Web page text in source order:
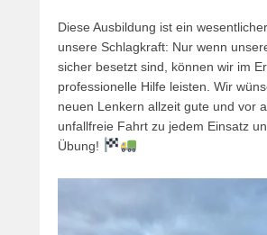
Diese Ausbildung ist ein
unsere Schlagkraft: Nur wenn
sicher besetzt sind, können wir im
professionelle Hilfe leisten. Wir
neuen Lenkern allzeit gute und vor
unfallfreie Fahrt zu jedem Einsatz
Übung!